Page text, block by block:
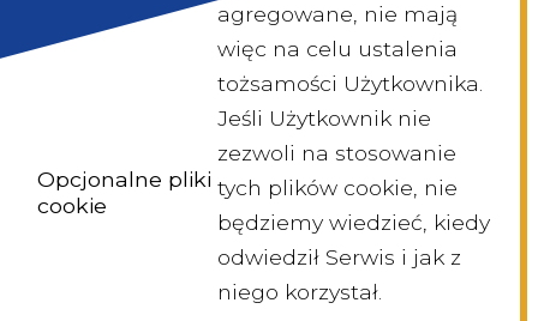
Opcjonalne pliki
cookie
agregowane, nie mają
więc na celu ustalenia
tożsamości Użytkownika.
Jeśli Użytkownik nie
zezwoli na stosowanie
tych plików cookie, nie
będziemy wiedzieć, kiedy
odwiedził Serwis i jak z
niego korzystał.